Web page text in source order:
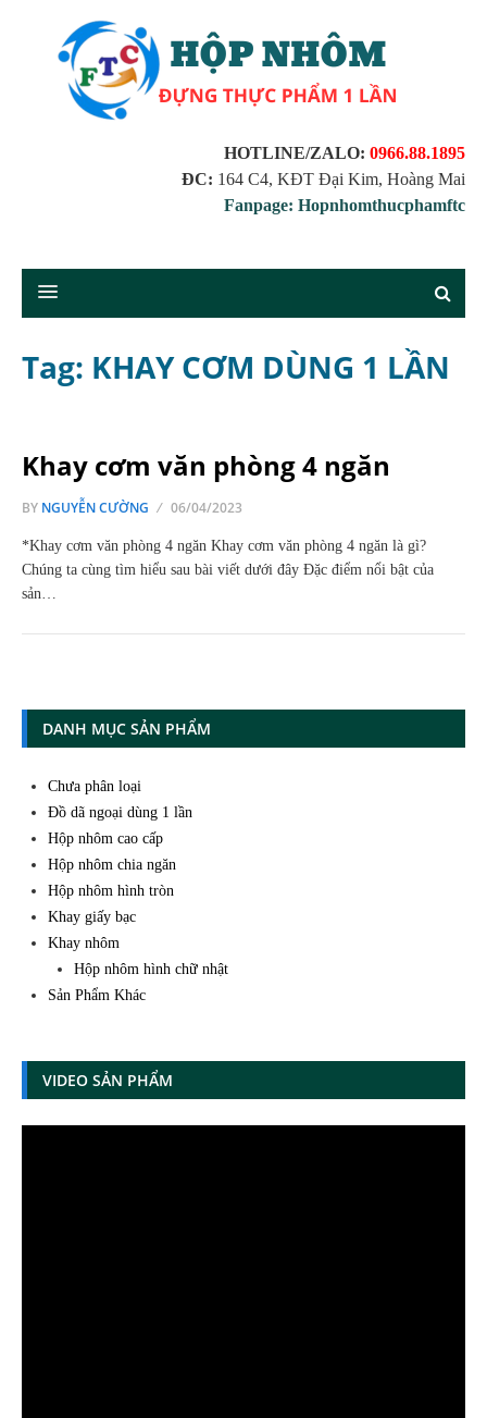
HOTLINE/ZALO: 0966.88.1895
ĐC: 164 C4, KĐT Đại Kim, Hoàng Mai
Fanpage: Hopnhomthucphamftc
Tag: KHAY CƠM DÙNG 1 LẦN
Khay cơm văn phòng 4 ngăn
BY NGUYỄN CƯỜNG 06/04/2023
*Khay cơm văn phòng 4 ngăn Khay cơm văn phòng 4 ngăn là gì?
Chúng ta cùng tìm hiểu sau bài viết dưới đây Đặc điểm nổi bật của
sản…
DANH MỤC SẢN PHẨM
Chưa phân loại
Đồ dã ngoại dùng 1 lần
Hộp nhôm cao cấp
Hộp nhôm chia ngăn
Hộp nhôm hình tròn
Khay giấy bạc
Khay nhôm
Hộp nhôm hình chữ nhật
Sản Phẩm Khác
VIDEO SẢN PHẨM